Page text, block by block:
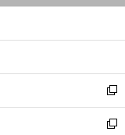
ン
ウ
開
く
新
し
い
新